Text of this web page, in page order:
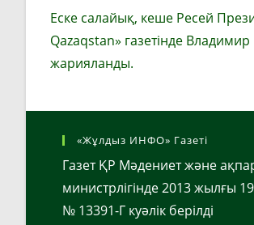
Еске салайық, кеше Ресей
Qazaqstan» газетінде Владимир
жарияланды.
«Жұлдыз ИНФО» Газеті
Газет ҚР Мәдениет және
министрлігінде 2013 жылғы
№ 13391-Г куәлік берілді